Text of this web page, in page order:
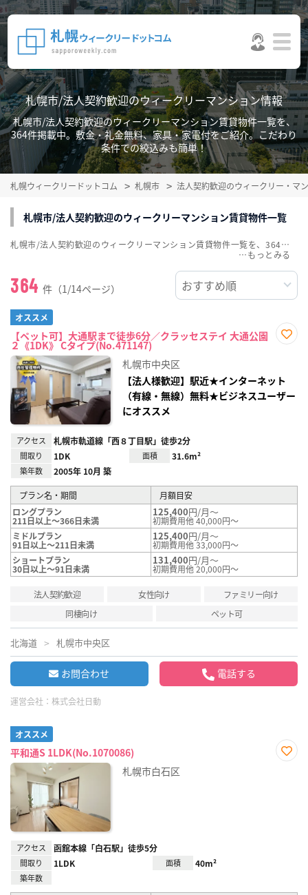
札幌市/法人契約歓迎のウィークリーマンション情報
札幌市/法人契約歓迎のウィークリーマンション賃貸物件一覧を、
364件掲載中。敷金・礼金無料、家具・家電付をご紹介。こだわり
条件での絞込みも簡単！
札幌ウィークリードットコム 札幌市 法人契約歓迎のウィークリー・マ
札幌市/法人契約歓迎のウィークリーマンション賃貸物件一覧
364 件（1/14ページ）
オススメ
【ペット可】大通駅まで徒歩6分／クラッセステイ 大通公園
２《1DK》 Cタイプ(No.471147)
録
札幌市中央区
【法人様歓迎】駅近★インターネット
（有線・無線）無料★ビジネスユーザー
にオススメ
アクセス 札幌市軌道線「西８丁目駅」徒歩2分
間取り 1DK 面積 31.6m²
築年数 2005年 10月 築
プラン名・期間
月額目安
ロングプラン
211日以上～366日未満
125,400円/月～
初期費用他 40,000円～
ミドルプラン
91日以上～211日未満
125,400円/月～
初期費用他 33,000円～
ショートプラン
30日以上～91日未満
131,400円/月～
初期費用他 20,000円～
法人契約歓迎 女性向け
ファミリー向け
同棲向け
ペット可
北海道 札幌市中央区
お問合わせ 電話する
運営会社： 株式会社日動
オススメ
平和通S 1LDK(No.1070086)
札幌市白石区
アクセス 函館本線「白石駅」徒歩5分
間取り 1LDK 面積 40m²
築年数
札幌市/法人契約歓迎のウィークリーマンション賃貸物件一覧を、364件掲載中。敷金・礼金無料、家具・家電付をご紹介。こだわり条件での絞込みも簡単！
…